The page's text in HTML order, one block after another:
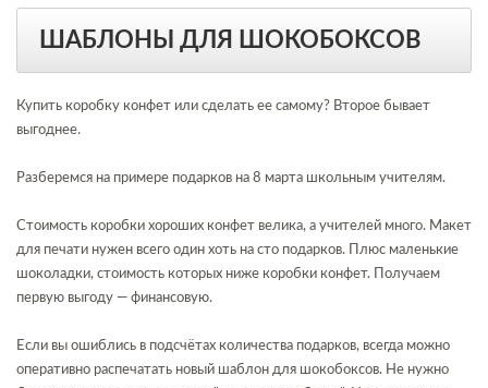
ШАБЛОНЫ ДЛЯ ШОКОБОКСОВ
Купить коробку конфет или сделать ее самому? Второе бывает
выгоднее.
Разберемся на примере подарков на 8 марта школьным учителям.
Стоимость коробки хороших конфет велика, а учителей много. Макет
для печати нужен всего один хоть на сто подарков. Плюс маленькие
шоколадки, стоимость которых ниже коробки конфет. Получаем
первую выгоду — финансовую.
Если вы ошиблись в подсчётах количества подарков, всегда можно
оперативно распечатать новый шаблон для шокобоксов. Не нужно